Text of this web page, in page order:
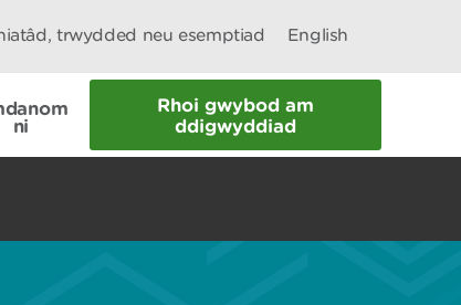
trwydded neu esemptiad English
ni
Rhoi gwybod am
ddigwyddiad